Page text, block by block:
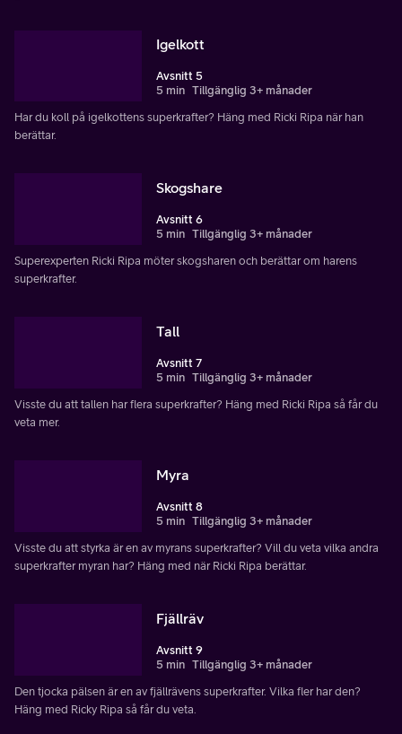
Igelkott
Avsnitt 5
5 min Tillgänglig 3+ månader
Har du koll på igelkottens superkrafter? Häng med Ricki Ripa när han
berättar.
Skogshare
Avsnitt 6
5 min Tillgänglig 3+ månader
Superexperten Ricki Ripa möter skogsharen och berättar om harens
superkrafter.
Tall
Avsnitt 7
5 min Tillgänglig 3+ månader
Visste du att tallen har flera superkrafter? Häng med Ricki Ripa så får du
veta mer.
Myra
Avsnitt 8
5 min Tillgänglig 3+ månader
Visste du att styrka är en av myrans superkrafter? Vill du veta vilka andra
superkrafter myran har? Häng med när Ricki Ripa berättar.
Fjällräv
Avsnitt 9
5 min Tillgänglig 3+ månader
Den tjocka pälsen är en av fjällrävens superkrafter. Vilka fler har den?
Häng med Ricky Ripa så får du veta.